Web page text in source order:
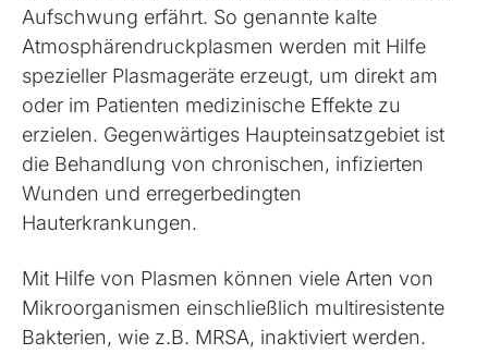
Aufschwung erfährt. So genannte kalte
Atmosphärendruckplasmen werden mit Hilfe
spezieller Plasmageräte erzeugt, um direkt am
oder im Patienten medizinische Effekte zu
erzielen. Gegenwärtiges Haupteinsatzgebiet ist
die Behandlung von chronischen, infizierten
Wunden und erregerbedingten
Hauterkrankungen.
Mit Hilfe von Plasmen können viele Arten von
Mikroorganismen einschließlich multiresistente
Bakterien, wie z.B. MRSA, inaktiviert werden.